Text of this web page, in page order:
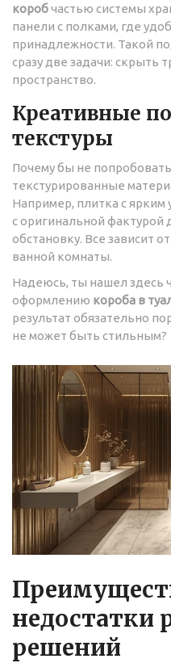
коробчастью системы
панели с полками, где
принадлежности. Такой
сразу две задачи: скрыть
пространство.
Креативные
текстуры
Почему бы не
текстурированные
Например, плитка с
с оригинальной фактурой
обстановку. Все зависит
ванной комнаты.
Надеюсь, ты нашел здесь
оформлению короба в
результат обязательно
не может быть стильным?
недостатки
решений